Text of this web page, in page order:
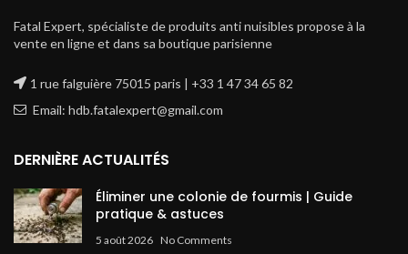
Fatal Expert, spécialiste de produits anti nuisibles propose à la
vente en ligne et dans sa boutique parisienne
1 rue falguière 75015 paris | +33 1 47 34 65 82
Email: hdb.fatalexpert@gmail.com
DERNIÈRE ACTUALITÉS
Éliminer une colonie de fourmis | Guide
pratique & astuces
5 août 2026 No Comments